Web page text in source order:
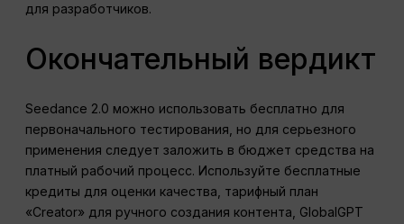
для разработчиков.
Окончательный вердикт
Seedance 2.0 можно использовать бесплатно для
первоначального тестирования, но для серьезного
применения следует заложить в бюджет средства на
платный рабочий процесс. Используйте бесплатные
кредиты для оценки качества, тарифный план
«Creator» для ручного создания контента, GlobalGPT